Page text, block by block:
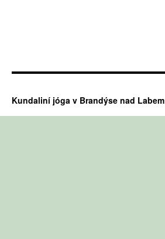
Kundaliní jóga v Brandýse nad Labem